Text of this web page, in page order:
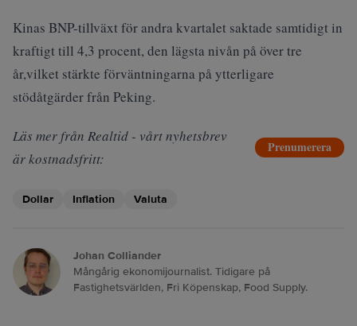
Kinas BNP-tillväxt för andra kvartalet saktade samtidigt in
kraftigt till 4,3 procent, den lägsta nivån på över tre
år,vilket stärkte förväntningarna på ytterligare
stödåtgärder från Peking.
Läs mer från Realtid - vårt nyhetsbrev
är kostnadsfritt:
Prenumerera
Dollar Inflation Valuta
Johan Colliander
Mångårig ekonomijournalist. Tidigare på
Fastighetsvärlden, Fri Köpenskap, Food Supply.